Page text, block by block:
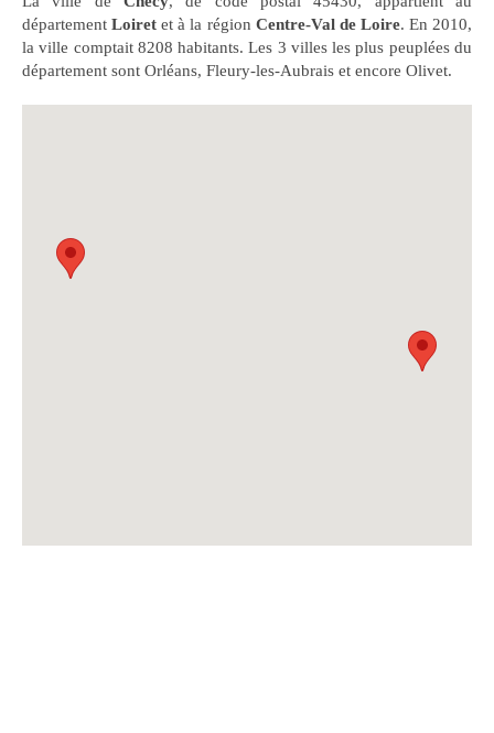
départementLoiret et à la région Centre-Val de Loire. En 2010,
la ville comptait 8208 habitants. Les 3 villes les plus peuplées du
département sont Orléans, Fleury-les-Aubrais et encore Olivet.